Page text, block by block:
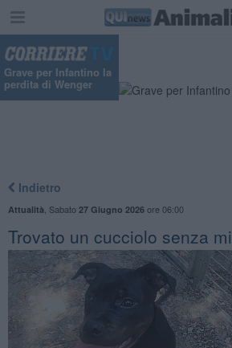
Grave per Infantino la
perdita di Wenger
Indietro
Attualità Sabato 27 Giugno 2026ore 06:00
Trovato un cucciolo senza